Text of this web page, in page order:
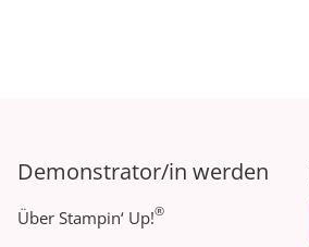
Demonstrator/in werden
Über Stampin‘ Up!®